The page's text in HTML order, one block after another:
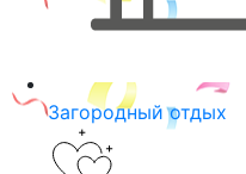
Загородный отдых